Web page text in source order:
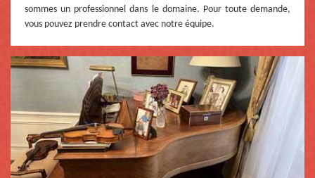
sommes un professionnel dans le domaine. Pour toute demande,
vous pouvez prendre contact avec notre équipe.